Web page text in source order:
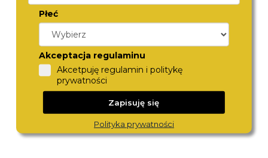
MICHAEL KORS
MK4919
890,-
MICHAEL KORS
890,-
Płeć
Akceptacja regulaminu
Akcetpuję regulamin i politykę
prywatności
Zapisuję się
Polityka prywatności